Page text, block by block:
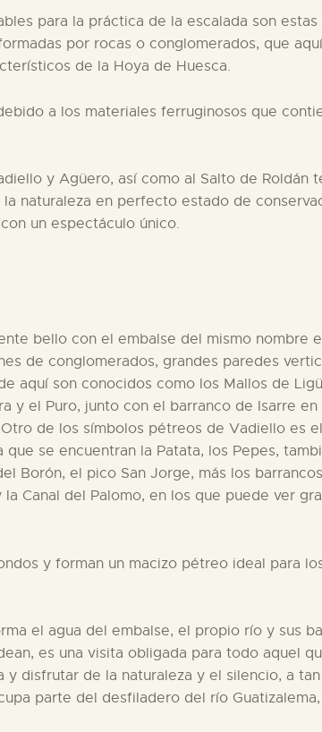
para la práctica de la escalada son estas
por rocas o conglomerados, que
de la Hoya de Huesca.
a los materiales ferruginosos que
y Agüero, así como al Salto de Roldán
naturaleza en perfecto estado de
un espectáculo único.
bello con el embalse del mismo nombre
de conglomerados, grandes paredes
aquí son conocidos como los Mallos de
y el Puro, junto con el barranco de Isarre en
de los símbolos pétreos de Vadiello es
que se encuentran la Patata, los Pepes,
Borón, el pico San Jorge, más los
Canal del Palomo, en los que puede ver
y forman un macizo pétreo ideal para
el agua del embalse, el propio río y sus
es una visita obligada para todo aquel
y disfrutar de la naturaleza y el silencio, a
parte del desfiladero del río